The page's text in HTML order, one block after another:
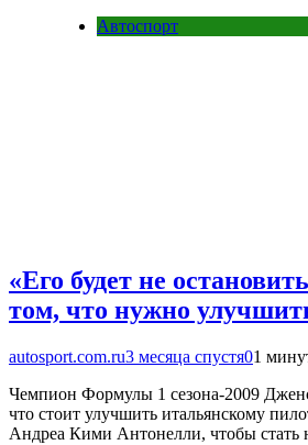
Автоспорт
«Его будет не
том, что нужно
autosport.com.ru3 месяца спустя01
Чемпион Формулы 1 сезона-2009
что стоит улучшить итальянскому
Андреа Кими Антонелли, чтобы